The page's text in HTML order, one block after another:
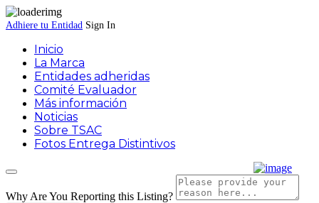
Adhiere tu Entidad Sign In
Inicio
La Marca
Entidades adheridas
Comité Evaluador
Más información
Noticias
Sobre TSAC
Fotos Entrega Distintivos
Why Are You Reporting this Listing?